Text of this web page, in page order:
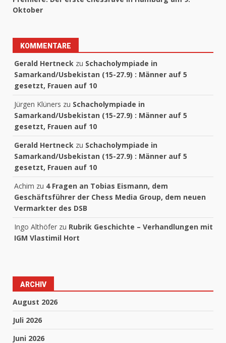
Oktober
KOMMENTARE
Gerald Hertneck zu Schacholympiade in
Samarkand/Usbekistan (15-27.9) : Männer auf 5
gesetzt, Frauen auf 10
Jürgen Klüners zu Schacholympiade in
Samarkand/Usbekistan (15-27.9) : Männer auf 5
gesetzt, Frauen auf 10
Gerald Hertneck zu Schacholympiade in
Samarkand/Usbekistan (15-27.9) : Männer auf 5
gesetzt, Frauen auf 10
Achim zu 4 Fragen an Tobias Eismann, dem
Geschäftsführer der Chess Media Group, dem neuen
Vermarkter des DSB
Ingo Althöfer zu Rubrik Geschichte – Verhandlungen mit
IGM Vlastimil Hort
ARCHIV
August 2026
Juli 2026
Juni 2026